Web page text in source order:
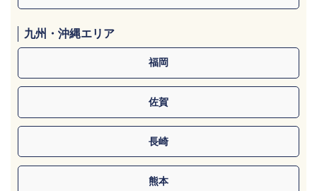
九州・沖縄エリア
福岡
佐賀
長崎
熊本